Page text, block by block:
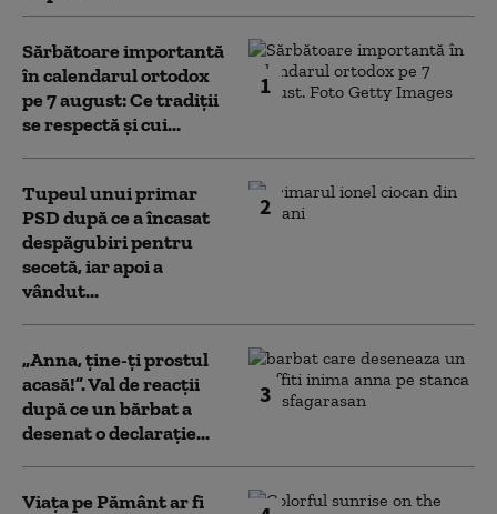
1
Sărbătoare importantă
în calendarul ortodox
pe 7 august: Ce tradiții
se respectă și cui...
2
Tupeul unui primar
PSD după ce a încasat
despăgubiri pentru
secetă, iar apoi a
vândut...
3
„Anna, ţine-ţi prostul
acasă!”. Val de reacții
după ce un bărbat a
desenat o declarație...
Viața pe Pământ ar fi